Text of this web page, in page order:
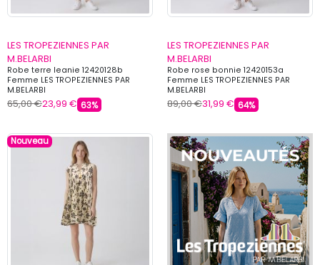
LES TROPEZIENNES PAR
M.BELARBI
Robe terre leanie 12420128b
Femme LES TROPEZIENNES PAR
M.BELARBI
65,00 €23,99 € 63%
LES TROPEZIENNES PAR
M.BELARBI
Robe rose bonnie 12420153a
Femme LES TROPEZIENNES PAR
M.BELARBI
89,00 €31,99 € 64%
Nouveau